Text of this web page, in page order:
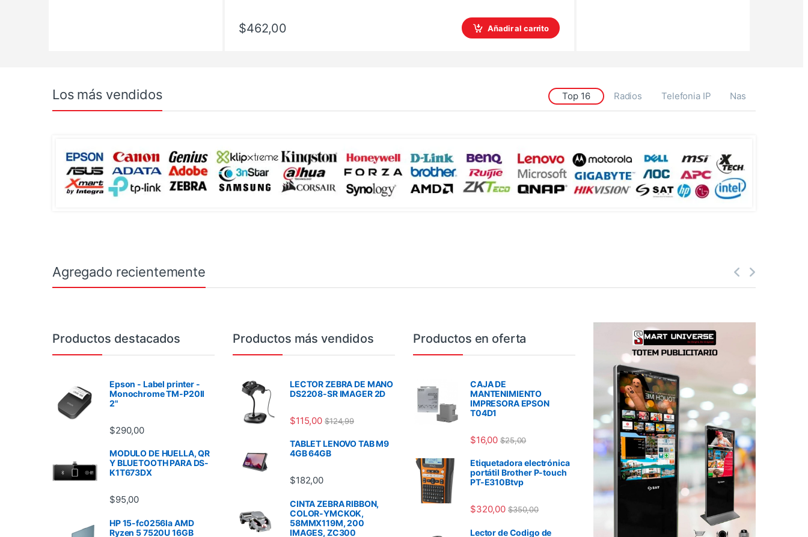
$462,00 Añadir al carrito
Los más vendidos Top 16 Radios Telefonia IP Nas
Agregado recientemente
Brands Carousel
Productos destacados
Epson - Label printer -
Monochrome TM-P20II
2"
$290,00
MODULO DE HUELLA, QR
Y BLUETOOTH PARA DS-
K1T673DX
$95,00
HP 15-fc0256la AMD
Ryzen 5 7520U 16GB
Productos más vendidos
LECTOR ZEBRA DE MANO
DS2208-SR IMAGER 2D
$115,00 $124,99
TABLET LENOVO TAB M9
4GB 64GB
$182,00
CINTA ZEBRA RIBBON,
COLOR-YMCKOK,
58MMX119M, 200
IMAGES, ZC300
Productos en oferta
CAJA DE
MANTENIMIENTO
IMPRESORA EPSON
T04D1
$16,00 $25,00
Etiquetadora electrónica
portátil Brother P-touch
PT-E310Btvp
$320,00 $350,00
Lector de Codigo de